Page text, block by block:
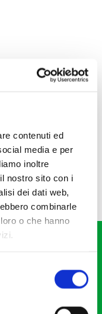
contenuti ed
media e per
inoltre
nostro sito con i
dei dati web,
combinarle
o che hanno